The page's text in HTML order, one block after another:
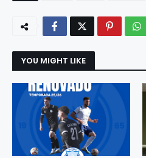
YOU MIGHT LIKE